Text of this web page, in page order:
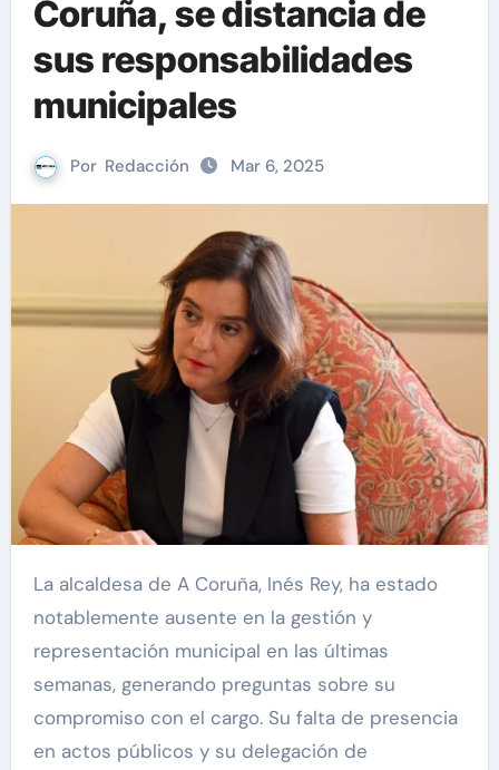
Coruña, se distancia de
sus responsabilidades
municipales
Por Redacción Mar 6, 2025
La alcaldesa de A Coruña, Inés Rey, ha estado
notablemente ausente en la gestión y
representación municipal en las últimas
semanas, generando preguntas sobre su
compromiso con el cargo. Su falta de presencia
en actos públicos y su delegación de